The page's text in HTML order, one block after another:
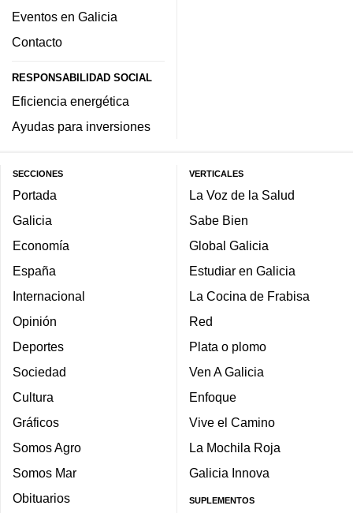
Eventos en Galicia
Contacto
RESPONSABILIDAD SOCIAL
Eficiencia energética
Ayudas para inversiones
SECCIONES
Portada
Galicia
Economía
España
Internacional
Opinión
Deportes
Sociedad
Cultura
Gráficos
Somos Agro
Somos Mar
Obituarios
VERTICALES
La Voz de la Salud
Sabe Bien
Global Galicia
Estudiar en Galicia
La Cocina de Frabisa
Red
Plata o plomo
Ven A Galicia
Enfoque
Vive el Camino
La Mochila Roja
Galicia Innova
SUPLEMENTOS